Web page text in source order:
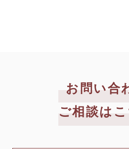
お問い合
ご相談はこ